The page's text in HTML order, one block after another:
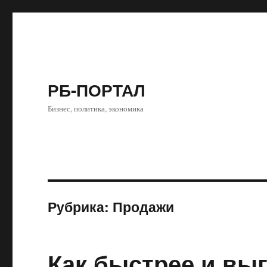
РБ-ПОРТАЛ
Бизнес, политика, экономика
Рубрика: Продажи